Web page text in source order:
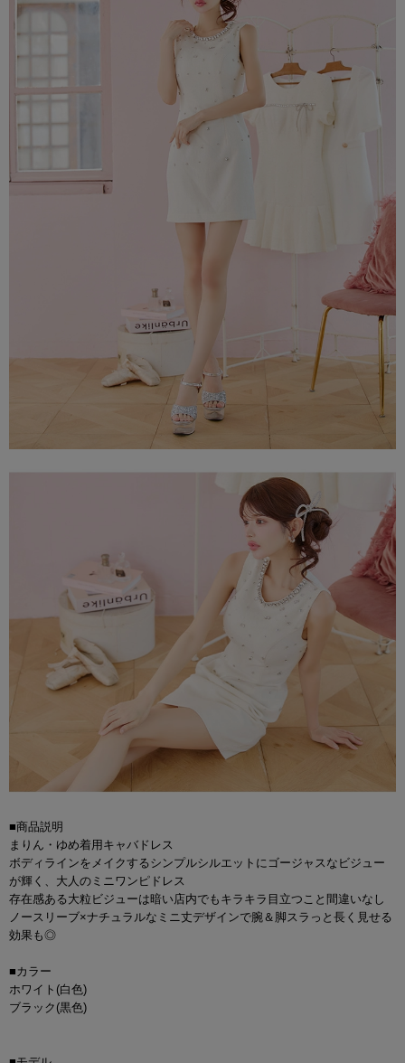
■商品説明
まりん・ゆめ着用キャバドレス
ボディラインをメイクするシンプルシルエットにゴージャスなビジュー
が輝く、大人のミニワンピドレス
存在感ある大粒ビジューは暗い店内でもキラキラ目立つこと間違いなし
ノースリーブ×ナチュラルなミニ丈デザインで腕＆脚スラっと長く見せる
効果も◎
■カラー
ホワイト(白色)
ブラック(黒色)